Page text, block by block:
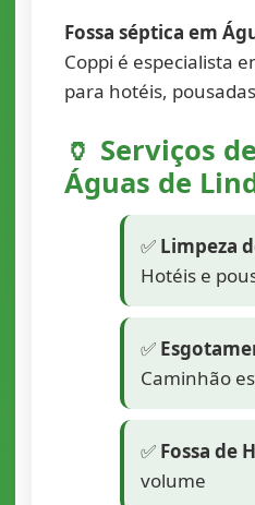
Fossa séptica em
Coppi é especialista
para hotéis,
🏺 Serviços
Águas de
✅ Limpeza
Hotéis e
✅
Caminhão
✅ Fossa de
volume